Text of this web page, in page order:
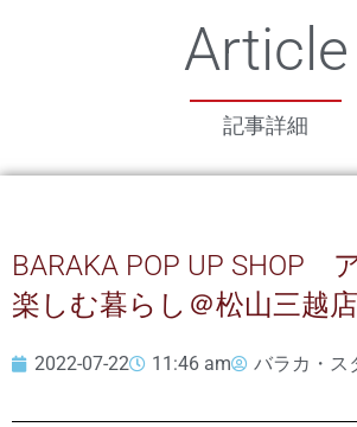
Article
記事詳細
BARAKA POP UP SHOP
楽しむ暮らし＠松山三越店
2022-07-22 11:46 am バラカ・ス